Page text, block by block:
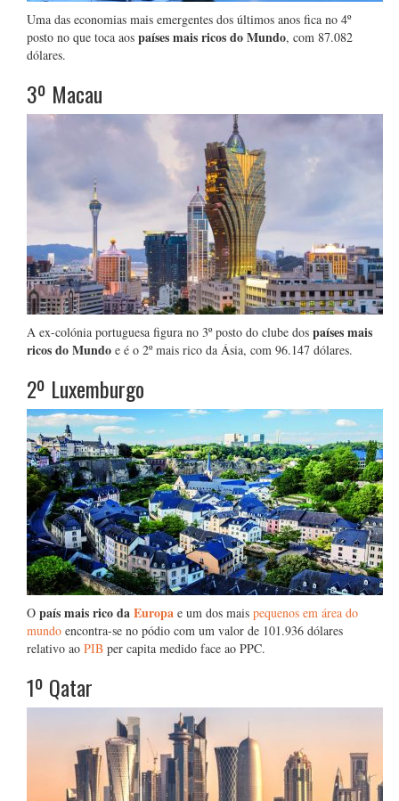
Uma das economias mais emergentes dos últimos anos fica no 4º
posto no que toca aos países mais ricos do Mundo, com 87.082
dólares.
3º Macau
A ex-colónia portuguesa figura no 3º posto do clube dos países mais
ricos do Mundo e é o 2º mais rico da Ásia, com 96.147 dólares.
2º Luxemburgo
O país mais rico daEuropa e um dos mais pequenos em área do
mundo encontra-se no pódio com um valor de 101.936 dólares
relativo ao PIB per capita medido face ao PPC.
1º Qatar